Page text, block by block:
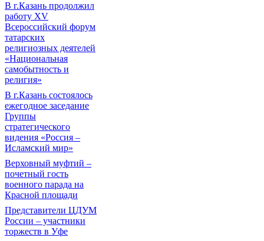
В г.Казань продолжил
работу XV
Всероссийский форум
татарских
религиозных деятелей
«Национальная
самобытность и
религия»
В г.Казань состоялось
ежегодное заседание
Группы
стратегического
видения «Россия –
Исламский мир»
Верховный муфтий –
почетный гость
военного парада на
Красной площади
Представители ЦДУМ
России – участники
торжеств в Уфе